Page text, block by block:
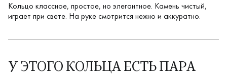
Кольцо классное, простое, но элегантное. Камень чистый,
играет при свете. На руке смотрится нежно и аккуратно.
У ЭТОГО КОЛЬЦА ЕСТЬ ПАРА